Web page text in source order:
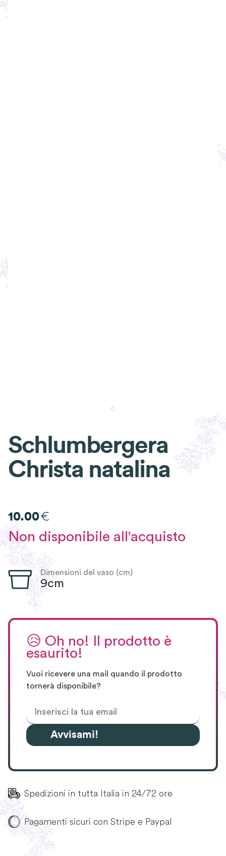
Schlumbergera
Christa natalina
10.00€
Non disponibile all'acquisto
Dimensioni del vaso (cm)
9cm
😥 Oh no! Il prodotto è
esaurito!
Vuoi ricevere una mail quando il prodotto
tornerà disponibile?
Avvisami!
Spedizioni in tutta Italia in 24/72 ore
Pagamenti sicuri con Stripe e Paypal